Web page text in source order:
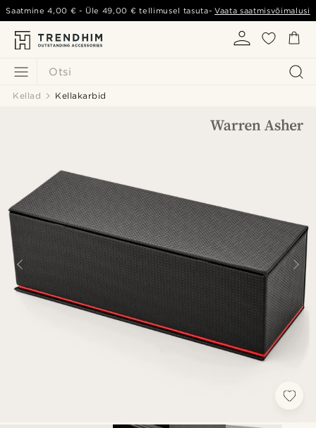
Otsi
Saatmine4,00 € - Üle 49,00 € tellimusel tasuta-Vaata saatmisvõimalusi
Kellad Kellakarbid